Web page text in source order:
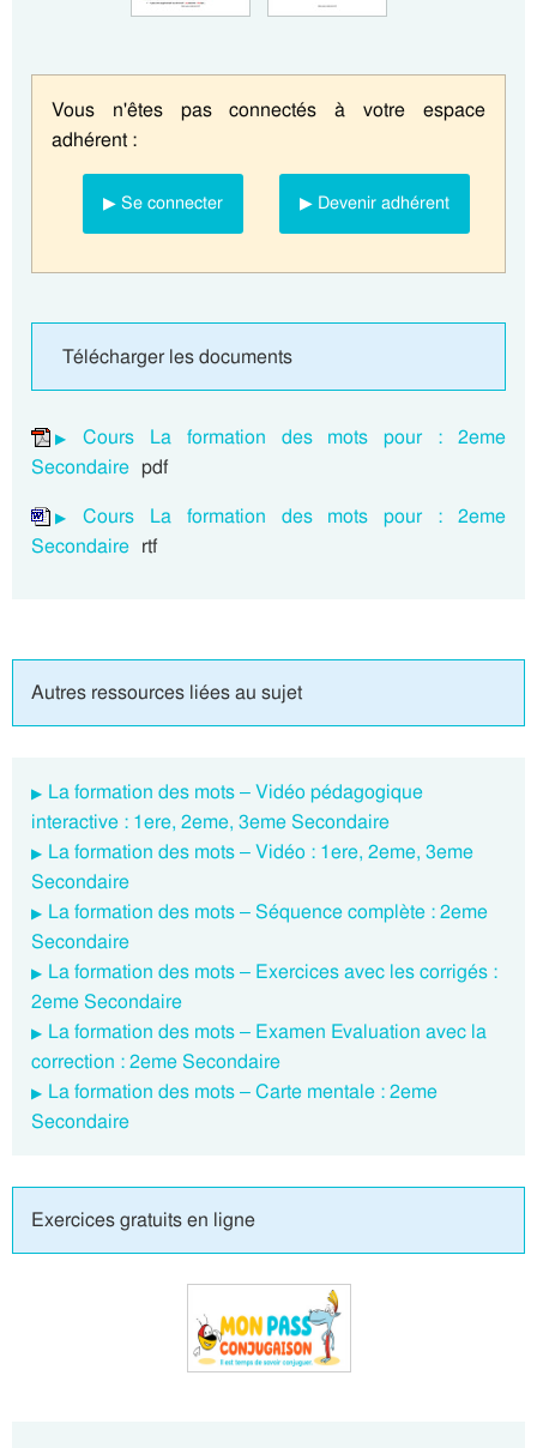
Vous n'êtes pas connectés à votre espace
adhérent :
▶ Se connecter ▶ Devenir adhérent
Télécharger les documents
Cours La formation des mots pour : 2eme
Secondaire pdf
Cours La formation des mots pour : 2eme
Secondaire rtf
Autres ressources liées au sujet
La formation des mots – Vidéo pédagogique
interactive : 1ere, 2eme, 3eme Secondaire
La formation des mots – Vidéo : 1ere, 2eme, 3eme
Secondaire
La formation des mots – Séquence complète : 2eme
Secondaire
La formation des mots – Exercices avec les corrigés :
2eme Secondaire
La formation des mots – Examen Evaluation avec la
correction : 2eme Secondaire
La formation des mots – Carte mentale : 2eme
Secondaire
Exercices gratuits en ligne